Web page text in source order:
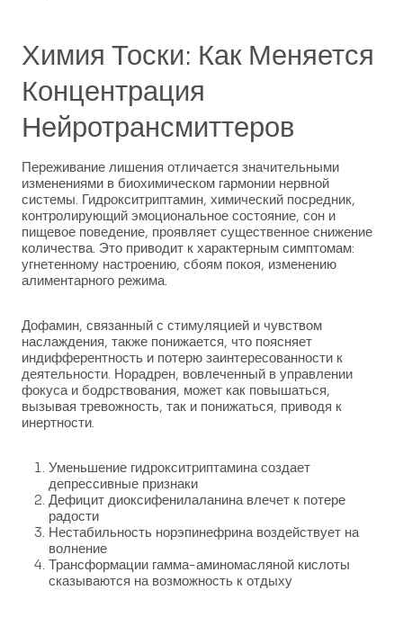
Химия Тоски: Как Меняется
Концентрация
Нейротрансмиттеров
Переживание лишения отличается значительными
изменениями в биохимическом гармонии нервной
системы. Гидрокситриптамин, химический посредник,
контролирующий эмоциональное состояние, сон и
пищевое поведение, проявляет существенное снижение
количества. Это приводит к характерным симптомам:
угнетенному настроению, сбоям покоя, изменению
алиментарного режима.
Дофамин, связанный с стимуляцией и чувством
наслаждения, также понижается, что поясняет
индифферентность и потерю заинтересованности к
деятельности. Норадрен, вовлеченный в управлении
фокуса и бодрствования, может как повышаться,
вызывая тревожность, так и понижаться, приводя к
инертности.
Уменьшение гидрокситриптамина создает
депрессивные признаки
Дефицит диоксифенилаланина влечет к потере
радости
Нестабильность норэпинефрина воздействует на
волнение
Трансформации гамма-аминомасляной кислоты
сказываются на возможность к отдыху